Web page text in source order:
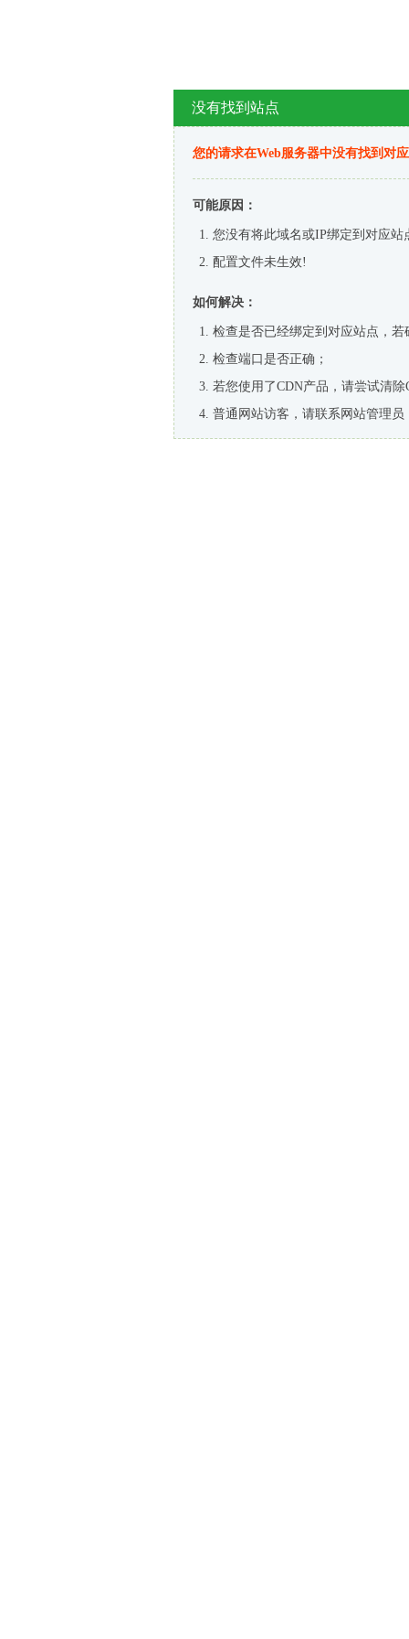
没有找到站点
您的请求在Web服务器中没有找到对
可能原因：
您没有将此域名或IP绑定到对应站
配置文件未生效!
如何解决：
检查是否已经绑定到对应站点，
检查端口是否正确；
若您使用了CDN产品，请尝试清除
普通网站访客，请联系网站管理员